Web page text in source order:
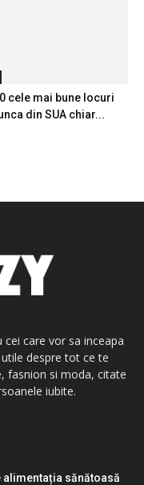
cele mai bune locuri
din SUA chiar...
cei care vor sa inceapa
despre tot ce te
fasnion si moda, citate
iubite.
alimentația sănătoasă